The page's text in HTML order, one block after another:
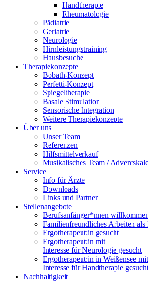
Handtherapie
Rheumatologie
Pädiatrie
Geriatrie
Neurologie
Hirnleistungstraining
Hausbesuche
Therapiekonzepte
Bobath-Konzept
Perfetti-Konzept
Spiegeltherapie
Basale Stimulation
Sensorische Integration
Weitere Therapiekonzepte
Über uns
Unser Team
Referenzen
Hilfsmittelverkauf
Musikalisches Team /
Service
Info für Ärzte
Downloads
Links und Partner
Stellenangebote
Berufsanfänger*nnen willkommen
Familienfreundliches Arbeiten als
Ergotherapeut:in gesucht
Ergotherapeut:in mit
Interesse für Neurologie gesucht
Ergotherapeut:in in Weißensee mit
Interesse für Handtherapie gesucht
Nachhaltigkeit